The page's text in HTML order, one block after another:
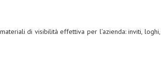
di visibilità effettiva per l’azienda: inviti, loghi,